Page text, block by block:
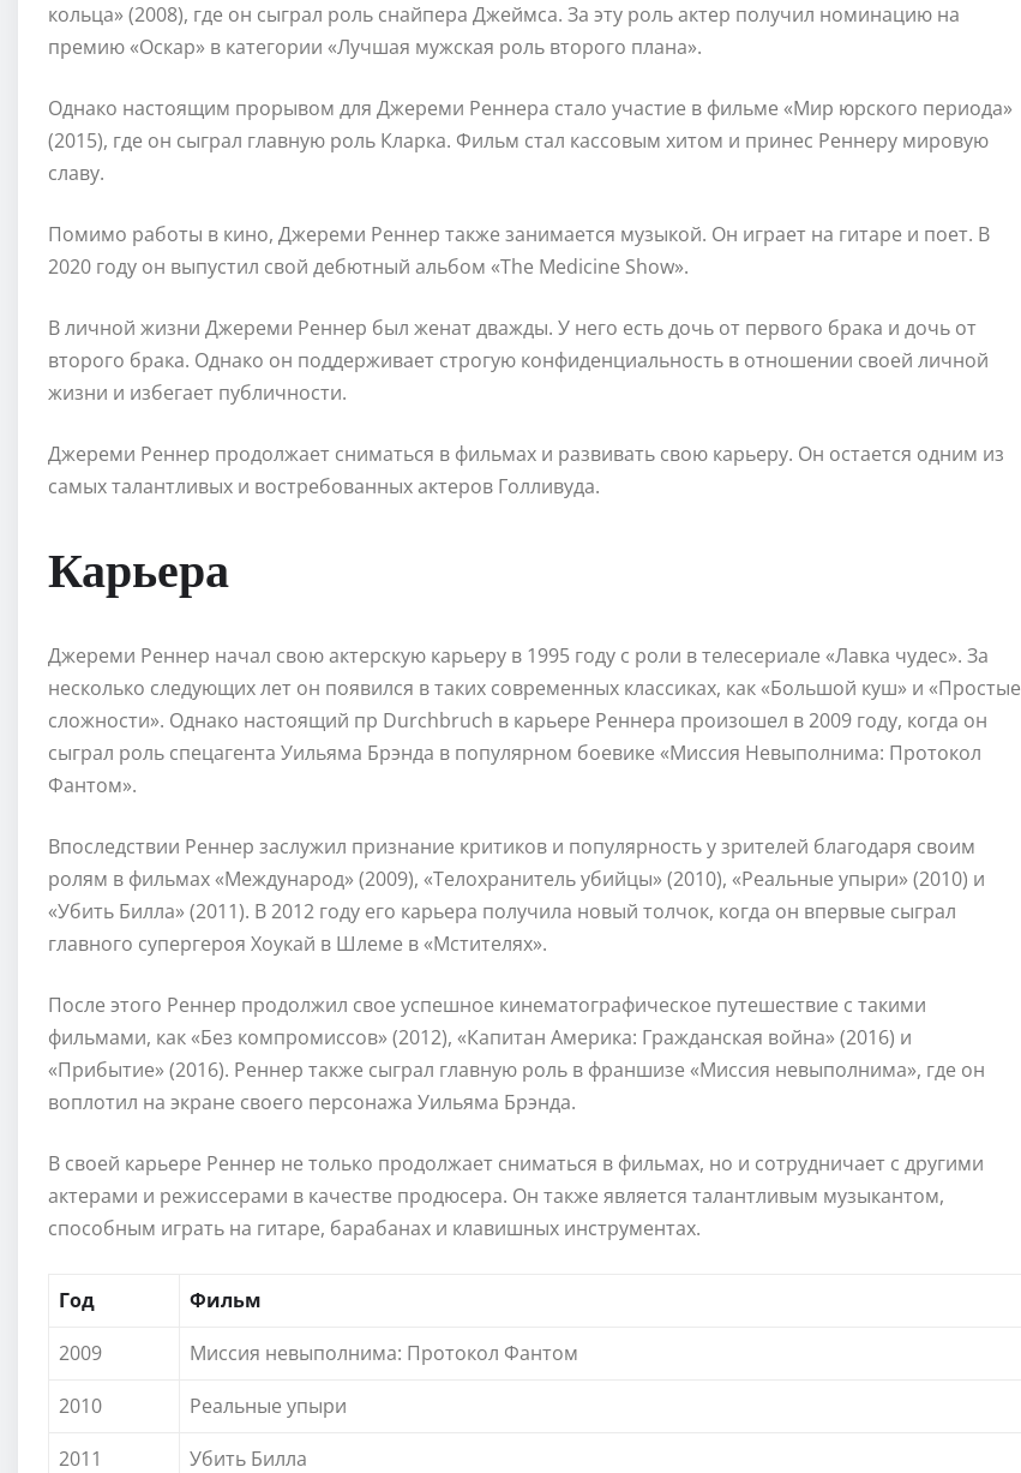
кольца» (2008), где он сыграл роль снайпера Джеймса. За эту роль актер получил номинацию на
премию «Оскар» в категории «Лучшая мужская роль второго плана».
Однако настоящим прорывом для Джереми Реннера стало участие в фильме «Мир юрского периода»
(2015), где он сыграл главную роль Кларка. Фильм стал кассовым хитом и принес Реннеру мировую
славу.
Помимо работы в кино, Джереми Реннер также занимается музыкой. Он играет на гитаре и поет. В
2020 году он выпустил свой дебютный альбом «The Medicine Show».
В личной жизни Джереми Реннер был женат дважды. У него есть дочь от первого брака и дочь от
второго брака. Однако он поддерживает строгую конфиденциальность в отношении своей личной
жизни и избегает публичности.
Джереми Реннер продолжает сниматься в фильмах и развивать свою карьеру. Он остается одним из
самых талантливых и востребованных актеров Голливуда.
Карьера
Джереми Реннер начал свою актерскую карьеру в 1995 году с роли в телесериале «Лавка чудес». За
несколько следующих лет он появился в таких современных классиках, как «Большой куш» и «Простые
сложности». Однако настоящий пр Durchbruch в карьере Реннера произошел в 2009 году, когда он
сыграл роль спецагента Уильяма Брэнда в популярном боевике «Миссия Невыполнима: Протокол
Фантом».
Впоследствии Реннер заслужил признание критиков и популярность у зрителей благодаря своим
ролям в фильмах «Международ» (2009), «Телохранитель убийцы» (2010), «Реальные упыри» (2010) и
«Убить Билла» (2011). В 2012 году его карьера получила новый толчок, когда он впервые сыграл
главного супергероя Хоукай в Шлеме в «Мстителях».
После этого Реннер продолжил свое успешное кинематографическое путешествие с такими
фильмами, как «Без компромиссов» (2012), «Капитан Америка: Гражданская война» (2016) и
«Прибытие» (2016). Реннер также сыграл главную роль в франшизе «Миссия невыполнима», где он
воплотил на экране своего персонажа Уильяма Брэнда.
В своей карьере Реннер не только продолжает сниматься в фильмах, но и сотрудничает с другими
актерами и режиссерами в качестве продюсера. Он также является талантливым музыкантом,
способным играть на гитаре, барабанах и клавишных инструментах.
Год
Фильм
2009
Миссия невыполнима: Протокол Фантом
2010
Реальные упыри
2011
Убить Билла